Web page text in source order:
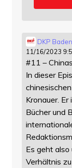
DKP
11/16/2023
#11 –
In dieser
Kronauer.
Bücher und
Es geht also
Verhältnis